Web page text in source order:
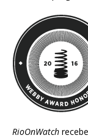
RioOnWatch